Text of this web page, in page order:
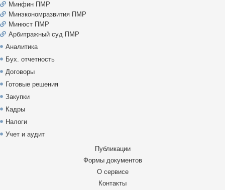
Минфин ПМР
Минэкономразвития ПМР
Минюст ПМР
Арбитражный суд ПМР
Аналитика
Бух. отчетность
Договоры
Готовые решения
Закупки
Кадры
Налоги
Учет и аудит
Публикации
Формы документов
О сервисе
Контакты